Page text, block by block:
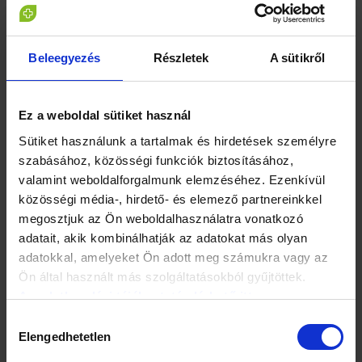
Beleegyezés Részletek A sütikről
Ez a weboldal sütiket használ
Sütiket használunk a tartalmak és hirdetések személyre
szabásához, közösségi funkciók biztosításához,
valamint weboldalforgalmunk elemzéséhez. Ezenkívül
közösségi média-, hirdető- és elemező partnereinkkel
megosztjuk az Ön weboldalhasználatra vonatkozó
adatait, akik kombinálhatják az adatokat más olyan
adatokkal, amelyeket Ön adott meg számukra vagy az
Ön által használt más szolgáltatásokból gyűjtöttek.
Az adatkezelési tájékoztató elérhető itt.
kiválasztása
Elengedhetetlen
Mi a helyzet a székrekedés ellen szedett
Gyógyszerek terén megkülönböztetünk helyi hatású és nem
helyi hatású szereket. Az első kategóriába tartozik a